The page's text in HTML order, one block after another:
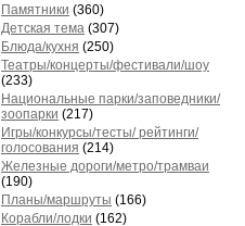
Памятники (360)
Детская тема (307)
Блюда/кухня (250)
Театры/концерты/фестивали/шоу
(233)
Национальные парки/заповедники/
зоопарки (217)
Игры/конкурсы/тесты/ рейтинги/
голосования (214)
Железные дороги/метро/трамваи
(190)
Планы/маршруты (166)
Корабли/лодки (162)